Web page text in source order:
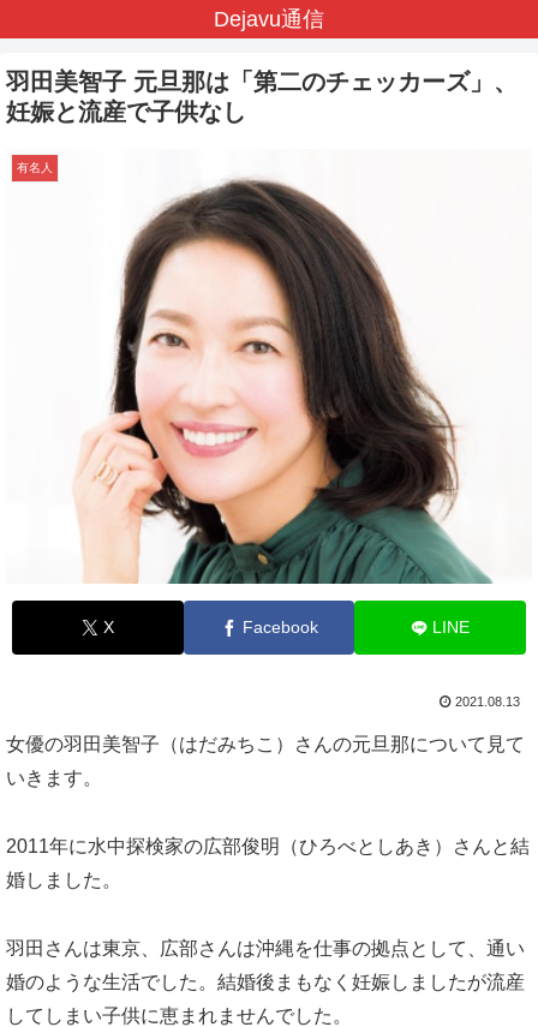
Dejavu通信
羽田美智子 元旦那は「第二のチェッカーズ」、
妊娠と流産で子供なし
有名人
X Facebook LINE
2021.08.13
女優の羽田美智子（はだみちこ）さんの元旦那について見て
いきます。
2011年に水中探検家の広部俊明（ひろべとしあき）さんと結
婚しました。
羽田さんは東京、広部さんは沖縄を仕事の拠点として、通い
婚のような生活でした。結婚後まもなく妊娠しましたが流産
してしまい子供に恵まれませんでした。